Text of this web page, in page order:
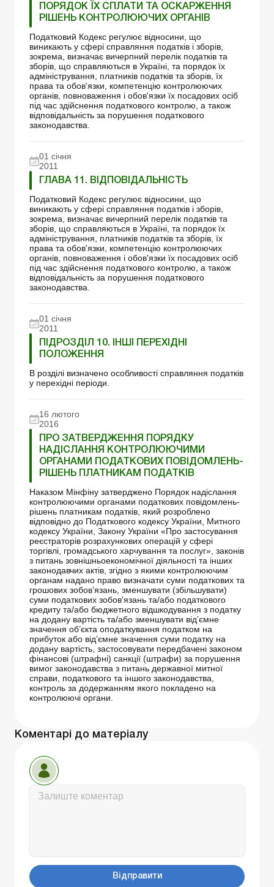
ПОРЯДОК ЇХ СПЛАТИ ТА ОСКАРЖЕННЯ
РІШЕНЬ КОНТРОЛЮЮЧИХ ОРГАНІВ
Податковий Кодекс регулює відносини, що
виникають у сфері справляння податків і зборів,
зокрема, визначає вичерпний перелік податків та
зборів, що справляються в Україні, та порядок їх
адміністрування, платників податків та зборів, їх
права та обов'язки, компетенцію контролюючих
органів, повноваження і обов'язки їх посадових осіб
під час здійснення податкового контролю, а також
відповідальність за порушення податкового
законодавства.
01 січня
2011
ГЛАВА 11. ВІДПОВІДАЛЬНІСТЬ
Податковий Кодекс регулює відносини, що
виникають у сфері справляння податків і зборів,
зокрема, визначає вичерпний перелік податків та
зборів, що справляються в Україні, та порядок їх
адміністрування, платників податків та зборів, їх
права та обов'язки, компетенцію контролюючих
органів, повноваження і обов'язки їх посадових осіб
під час здійснення податкового контролю, а також
відповідальність за порушення податкового
законодавства.
01 січня
2011
ПІДРОЗДІЛ 10. ІНШІ ПЕРЕХІДНІ
ПОЛОЖЕННЯ
В розділі визначено особливості справляння податків
у перехідні періоди.
16 лютого
2016
ПРО ЗАТВЕРДЖЕННЯ ПОРЯДКУ
НАДІСЛАННЯ КОНТРОЛЮЮЧИМИ
ОРГАНАМИ ПОДАТКОВИХ ПОВІДОМЛЕНЬ-
РІШЕНЬ ПЛАТНИКАМ ПОДАТКІВ
Наказом Мінфіну затверджено Порядок надіслання
контролюючими органами податкових повідомлень-
рішень платникам податків, який розроблено
відповідно до Податкового кодексу України, Митного
кодексу України, Закону України «Про застосування
реєстраторів розрахункових операцій у сфері
торгівлі, громадського харчування та послуг», законів
з питань зовнішньоекономічної діяльності та інших
законодавчих актів, згідно з якими контролюючим
органам надано право визначати суми податкових та
грошових зобов’язань, зменшувати (збільшувати)
суми податкових зобов'язань та/або податкового
кредиту та/або бюджетного відшкодування з податку
на додану вартість та/або зменшувати від’ємне
значення об’єкта оподаткування податком на
прибуток або від’ємне значення суми податку на
додану вартість, застосовувати передбачені законом
фінансові (штрафні) санкції (штрафи) за порушення
вимог законодавства з питань державної митної
справи, податкового та іншого законодавства,
контроль за додержанням якого покладено на
контролюючі органи.
Коментарі до матеріалу
Відправити